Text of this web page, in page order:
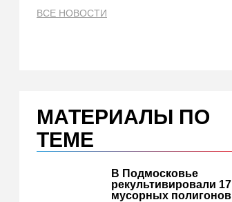
ВСЕ НОВОСТИ
МАТЕРИАЛЫ ПО
ТЕМЕ
В Подмосковье
рекультивировали 17
мусорных полигонов